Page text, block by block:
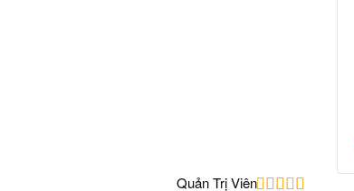
Quản Trị Viên